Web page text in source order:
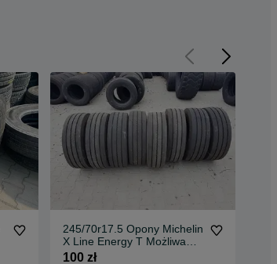
245/70r17.5 Opony Michelin
X Line Energy T Możliwa
Wysyłka Pogłębiane
100 zł